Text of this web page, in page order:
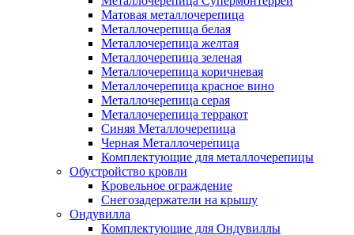
Матовая металлочерепица
Металлочерепица белая
Металлочерепица желтая
Металлочерепица зеленая
Металлочерепица коричневая
Металлочерепица красное вино
Металлочерепица серая
Металлочерепица терракот
Синяя Металлочерепица
Черная Металлочерепица
Комплектующие для металлочерепицы
Обустройство кровли
Кровельное ограждение
Снегозадержатели на крышу
Ондувилла
Комплектующие для Ондувиллы